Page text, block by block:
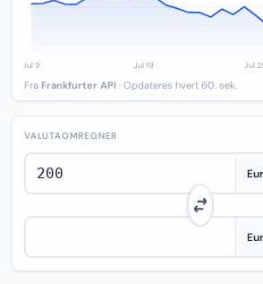
Fra Frankfurter API · Opdateres hvert 60. sek.
VALUTAOMREGNER